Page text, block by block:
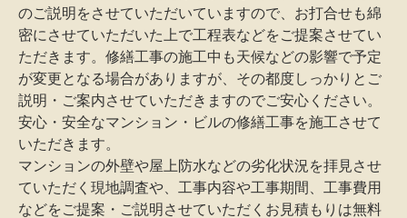
のご説明をさせていただいていますので、お打合せも綿
密にさせていただいた上で工程表などをご提案させてい
ただきます。修繕工事の施工中も天候などの影響で予定
が変更となる場合がありますが、その都度しっかりとご
説明・ご案内させていただきますのでご安心ください。
安心・安全なマンション・ビルの修繕工事を施工させて
いただきます。
マンションの外壁や屋上防水などの劣化状況を拝見させ
ていただく現地調査や、工事内容や工事期間、工事費用
などをご提案・ご説明させていただくお見積もりは無料